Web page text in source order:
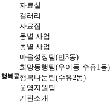
자료실
갤러리
자료집
동별 사업
동별 사업
마을성장팀(번3동)
희망동행팀(우이동·수유1동)
행복나눔팀(수유2동)
운영지원팀
기관소개
복공